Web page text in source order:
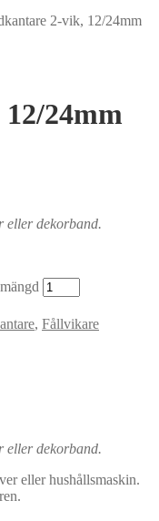
2-vik, 12/24mm
24mm
eller dekorband.
, Fållvikare
eller dekorband.
eller hushållsmaskin.